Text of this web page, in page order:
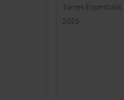
Torres Essentials
2025